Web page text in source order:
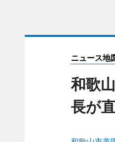
ニュース地
和歌
長が